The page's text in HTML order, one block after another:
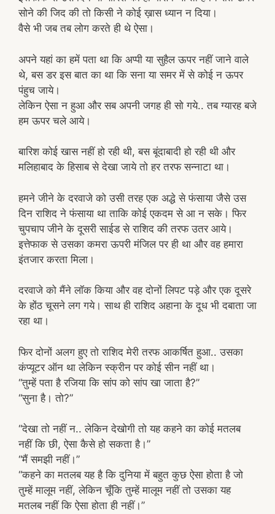
सोने की जिद की तो किसी ने कोई ख़ास ध्यान न दिया।
वैसे भी जब तब लोग करते ही थे ऐसा।
अपने यहां का हमें पता था कि अप्पी या सुहैल ऊपर नहीं जाने वाले
थे, बस डर इस बात का था कि सना या समर में से कोई न ऊपर
पंहुच जाये।
लेकिन ऐसा न हुआ और सब अपनी जगह ही सो गये.. तब ग्यारह बजे
हम ऊपर चले आये।
बारिश कोई खास नहीं हो रही थी, बस बूंदाबादी हो रही थी और
मलिहाबाद के हिसाब से देखा जाये तो हर तरफ सन्नाटा था।
हमने जीने के दरवाजे को उसी तरह एक अद्धे से फंसाया जैसे उस
दिन राशिद ने फंसाया था ताकि कोई एकदम से आ न सके। फिर
चुपचाप जीने के दूसरी साईड से राशिद की तरफ उतर आये।
इत्तेफाक से उसका कमरा ऊपरी मंजिल पर ही था और वह हमारा
इंतजार करता मिला।
दरवाजे को मैंने लॉक किया और वह दोनों लिपट पड़े और एक दूसरे
के होंठ चूसने लग गये। साथ ही राशिद अहाना के दूध भी दबाता जा
रहा था।
फिर दोनों अलग हुए तो राशिद मेरी तरफ आकर्षित हुआ.. उसका
कंप्यूटर ऑन था लेकिन स्क्रीन पर कोई सीन नहीं था।
“तुम्हें पता है रजिया कि सांप को सांप खा जाता है?”
“सुना है। तो?”
“देखा तो नहीं न.. लेकिन देखोगी तो यह कहने का कोई मतलब
नहीं कि छी, ऐसा कैसे हो सकता है।”
“मैं समझी नहीं।”
“कहने का मतलब यह है कि दुनिया में बहुत कुछ ऐसा होता है जो
तुम्हें मालूम नहीं, लेकिन चूँकि तुम्हें मालूम नहीं तो उसका यह
मतलब नहीं कि ऐसा होता ही नहीं।”